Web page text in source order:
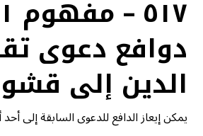
دوافع دعوى
الدين إلى
يمكن إيعاز الدافع للدعوى السابقة إلى